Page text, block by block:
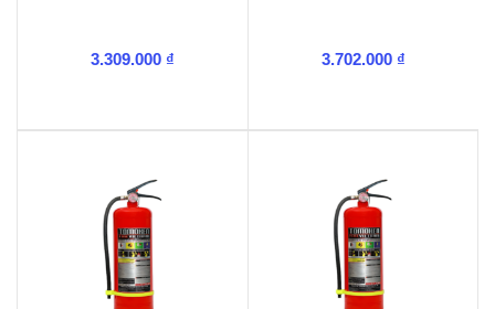
3.309.000 ₫ 3.702.000 ₫